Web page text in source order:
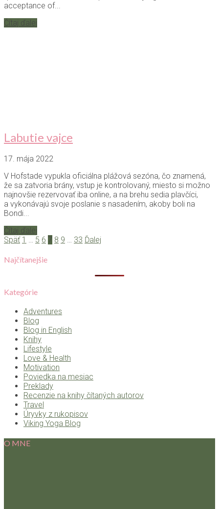
acceptance of...
Čítaj ďalej
Labutie vajce
17. mája 2022
V Hofstade vypukla oficiálna plážová sezóna, čo znamená,
že sa zatvoria brány, vstup je kontrolovaný, miesto si možno
najnovšie rezervovať iba online, a na brehu sedia plavčíci,
a vykonávajú svoje poslanie s nasadením, akoby boli na
Bondi...
Čítaj ďalej
Späť 1 5 6 7 8 9 33 Ďalej
Najčítanejšie
Kategórie
Adventures
Blog
Blog in English
Knihy
Lifestyle
Love & Health
Motivation
Poviedka na mesiac
Preklady
Recenzie na knihy čítaných autorov
Travel
Úryvky z rukopisov
Viking Yoga Blog
O MNE